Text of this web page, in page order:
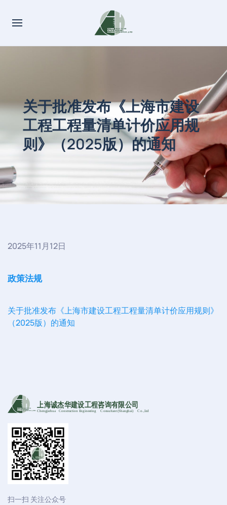
关于批准发布《上海市建设
工程工程量清单计价应用规
则》（2025版）的通知
2025年11月12日
政策法规
关于批准发布《上海市建设工程工程量清单计价应用规则》
（2025版）的通知
上海诚杰华建设工程咨询有限公司
Chengjiehua Construction Engineering C onsultant (Shanghai) C o.,Ltd
扫一扫 关注公众号